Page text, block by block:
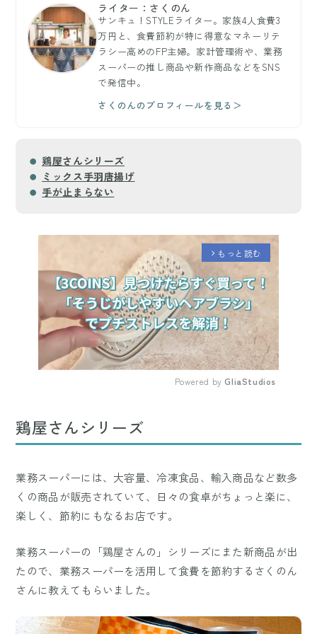
ライター：さくのん
サンキュ！STYLEライター。家族4人食費3
万円と、食費節約が特に得意なマネーリテ
ラシー高めのFP主婦。家計管理術や、業務
スーパーの推し商品や新作商品などをSNS
で発信中。
さくのんのプロフィールを見る＞
鶏屋さんシリーズ
ミックス手羽唐揚げ
手が止まらない
arrow_forward_ios もっと読む
Powered by GliaStudios
鶏屋さんシリーズ
業務スーパーには、大容量、冷凍食品、輸入商品など数多
くの商品が販売されていて、日々の食卓がちょっと楽に、
楽しく、節約にもなるお店です。
業務スーパーの「鶏屋さんの」シリーズにまた新商品が出
たので、業務スーパーを活用して食費を節約するさくのん
さんに教えてもらいました。